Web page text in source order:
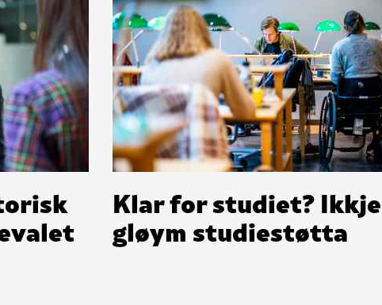
Klar for studiet? Ikkje
gløym studiestøtta